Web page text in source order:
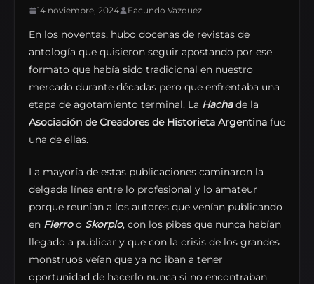
14 noviembre, 2024 Facundo Vazquez
En los noventas, hubo docenas de revistas de
antología que quisieron seguir apostando por ese
formato que había sido tradicional en nuestro
mercado durante décadas pero que enfrentaba una
etapa de agotamiento terminal. La Hachade la
Asociación de Creadores de Historieta Argentina fue
una de ellas.
La mayoría de estas publicaciones caminaron la
delgada línea entre lo profesional y lo amateur
porque reunían a los autores que venían publicando
en Fierroo Skorpio, con los pibes que nunca habían
llegado a publicar y que con la crisis de los grandes
monstruos veían que ya no iban a tener
oportunidad de hacerlo nunca si no encontraban